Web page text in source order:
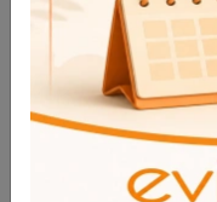
Bu ürünü